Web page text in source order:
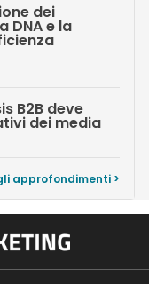
dei
DNA e la
B2B deve
dei media
approfondimenti >